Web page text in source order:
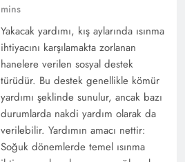
mins
Yakacak yardımı, kış aylarında ısınma
ihtiyacını karşılamakta zorlanan
hanelere verilen sosyal destek
türüdür. Bu destek genellikle kömür
yardımı şeklinde sunulur, ancak bazı
durumlarda nakdi yardım olarak da
verilebilir. Yardımın amacı nettir:
Soğuk dönemlerde temel ısınma